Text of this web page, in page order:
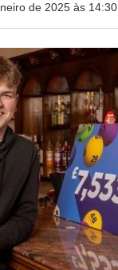
de 2025 às 14:30